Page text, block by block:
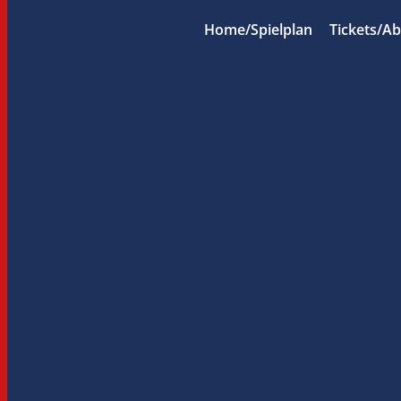
Home/Spielplan Tickets/